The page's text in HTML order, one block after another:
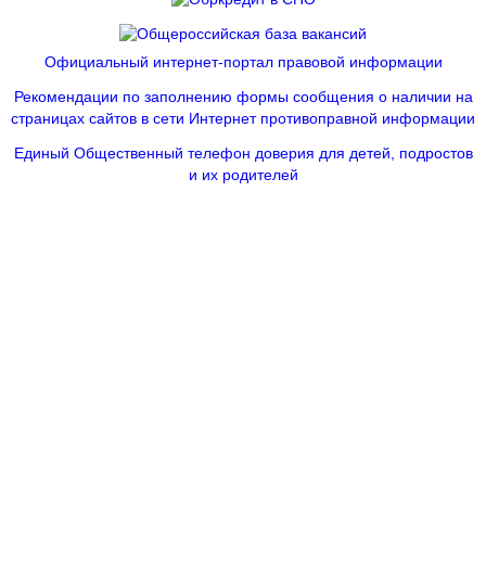
Официальный интернет-портал правовой информации
Рекомендации по заполнению формы сообщения о наличии на
страницах сайтов в сети Интернет противоправной информации
Единый Общественный телефон доверия для детей, подростов
и их родителей